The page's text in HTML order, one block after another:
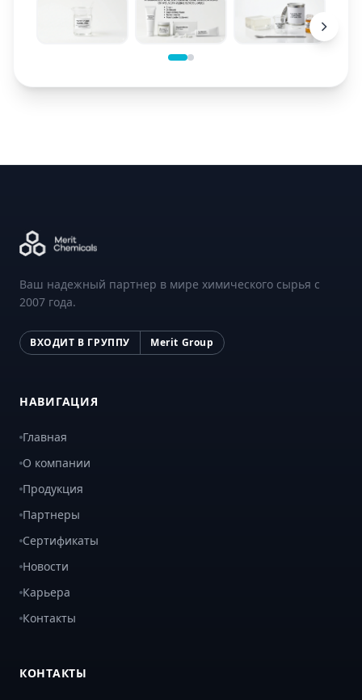
Ваш надежный партнер в мире химического сырья с
2007 года.
ВХОДИТ В ГРУППУ Merit Group
НАВИГАЦИЯ
Главная
О компании
Продукция
Партнеры
Сертификаты
Новости
Карьера
Контакты
КОНТАКТЫ